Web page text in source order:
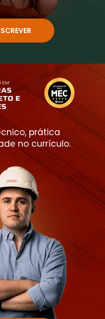
prática
no currículo.